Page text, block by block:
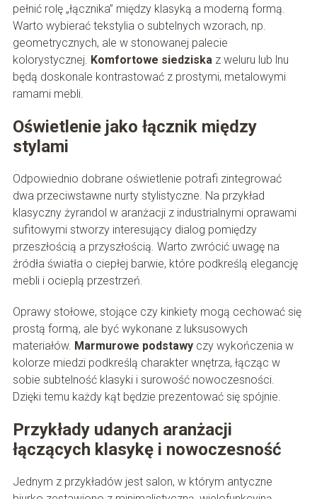
pełnić rolę „łącznika” między klasyką a moderną formą.
Warto wybierać tekstylia o subtelnych wzorach, np.
geometrycznych, ale w stonowanej palecie
kolorystycznej. Komfortowe siedziskaz weluru lub lnu
będą doskonale kontrastować z prostymi, metalowymi
ramami mebli.
Oświetlenie jako łącznik między
stylami
Odpowiednio dobrane oświetlenie potrafi zintegrować
dwa przeciwstawne nurty stylistyczne. Na przykład
klasyczny żyrandol w aranżacji z industrialnymi oprawami
sufitowymi stworzy interesujący dialog pomiędzy
przeszłością a przyszłością. Warto zwrócić uwagę na
źródła światła o ciepłej barwie, które podkreślą elegancję
mebli i ocieplą przestrzeń.
Oprawy stołowe, stojące czy kinkiety mogą cechować się
prostą formą, ale być wykonane z luksusowych
materiałów. Marmurowe podstawyczy wykończenia w
kolorze miedzi podkreślą charakter wnętrza, łącząc w
sobie subtelność klasyki i surowość nowoczesności.
Dzięki temu każdy kąt będzie prezentować się spójnie.
Przykłady udanych aranżacji
łączących klasykę i nowoczesność
Jednym z przykładów jest salon, w którym antyczne